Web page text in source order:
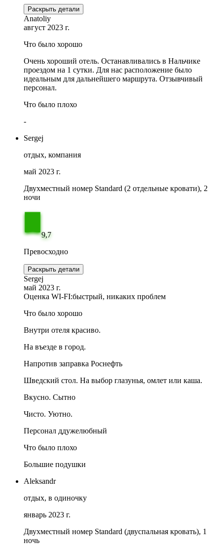
Раскрыть детали
Anatoliy
август 2023 г.
Что было хорошо
Очень хороший отель. Останавливались в Нальчике
проездом на 1 сутки. Для нас расположение было
идеальным для дальнейшего маршрута. Отзывчивый
персонал.
Что было плохо
-
Sergej
отдых, компания
май 2023 г.
Двухместный номер Standard (2 отдельные кровати), 2
ночи
9,7
Превосходно
Раскрыть детали
Sergej
май 2023 г.
Оценка WI-FI:быстрый, никаких проблем
Что было хорошо
Внутри отеля красиво.
На въезде в город.
Напротив заправка Роснефть
Шведский стол. На выбор глазунья, омлет или каша.
Вкусно. Сытно
Чисто. Уютно.
Персонал ддужелюбный
Что было плохо
Большие подушки
Aleksandr
отдых, в одиночку
январь 2023 г.
Двухместный номер Standard (двуспальная кровать), 1
ночь